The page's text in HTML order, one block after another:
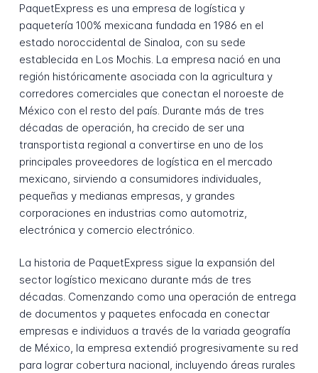
PaquetExpress es una empresa de logística y
paquetería 100% mexicana fundada en 1986 en el
estado noroccidental de Sinaloa, con su sede
establecida en Los Mochis. La empresa nació en una
región históricamente asociada con la agricultura y
corredores comerciales que conectan el noroeste de
México con el resto del país. Durante más de tres
décadas de operación, ha crecido de ser una
transportista regional a convertirse en uno de los
principales proveedores de logística en el mercado
mexicano, sirviendo a consumidores individuales,
pequeñas y medianas empresas, y grandes
corporaciones en industrias como automotriz,
electrónica y comercio electrónico.
La historia de PaquetExpress sigue la expansión del
sector logístico mexicano durante más de tres
décadas. Comenzando como una operación de entrega
de documentos y paquetes enfocada en conectar
empresas e individuos a través de la variada geografía
de México, la empresa extendió progresivamente su red
para lograr cobertura nacional, incluyendo áreas rurales